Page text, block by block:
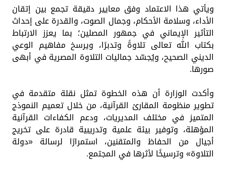
ويأتي هذا الاعتماد وفق معايير دقيقة تجمع بين إتقان
الأداء، وسلامة الأحكام، وجمال الصوت، والقدرة على إحداث
التأثير الإيماني في جمهور المصلين؛ بما يعزز الارتباط
بكتاب الله تعالى تلاوةً وتدبرًا، ويرسخ مفاهيم الوعي
الديني الصحيح، ويُجسّد جماليات التلاوة المصرية في أبهى
صورها.
وأكدت الوزارة أن هذه الخطوة تمثل نقلة متقدمة في
تطوير منظومة المقارئ القرآنية، من خلال تعميم النموذج
المتميز في مختلف المديريات، ودعم الكفاءات القرآنية
المؤهلة، وتوفير بيئة علمية وتدريبية قادرة على تخريج
أجيال من الحفاظ والمتقنين، استمرارًا لرسالة «دولة
التلاوة» وترسيخًا لأثرها في المجتمع.